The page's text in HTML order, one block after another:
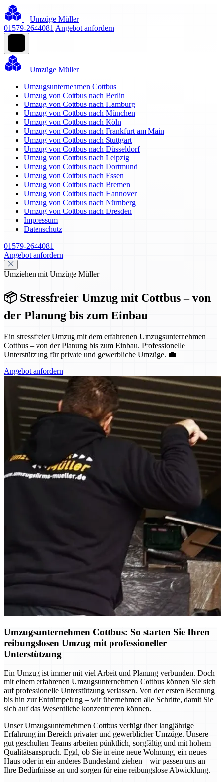
Umzüge Müller
01579-2644081 Angebot anfordern
Umzüge Müller
Umzugsunternehmen Cottbus
Umzug von Cottbus nach Berlin
Umzug von Cottbus nach Hamburg
Umzug von Cottbus nach München
Umzug von Cottbus nach Köln
Umzug von Cottbus nach Frankfurt am Main
Umzug von Cottbus nach Stuttgart
Umzug von Cottbus nach Düsseldorf
Umzug von Cottbus nach Leipzig
Umzug von Cottbus nach Dortmund
Umzug von Cottbus nach Essen
Umzug von Cottbus nach Bremen
Umzug von Cottbus nach Hannover
Umzug von Cottbus nach Nürnberg
Umzug von Cottbus nach Dresden
Impressum
Datenschutz
01579-2644081
Angebot anfordern
Umziehen mit Umzüge Müller
📦 Stressfreier Umzug mit Cottbus – von
der Planung bis zum Einbau
Ein stressfreier Umzug mit dem erfahrenen Umzugsunternehmen
Cottbus – von der Planung bis zum Einbau. Professionelle
Unterstützung für private und gewerbliche Umzüge. 💼
Angebot anfordern
Umzugsunternehmen Cottbus: So starten Sie Ihren
reibungslosen Umzug mit professioneller
Unterstützung
Ein Umzug ist immer mit viel Arbeit und Planung verbunden. Doch
mit einem erfahrenen Umzugsunternehmen Cottbus können Sie sich
auf professionelle Unterstützung verlassen. Von der ersten Beratung
bis hin zur Entrümpelung – wir übernehmen alle Schritte, damit Sie
sich auf das Wesentliche konzentrieren können.
Unser Umzugsunternehmen Cottbus verfügt über langjährige
Erfahrung im Bereich privater und gewerblicher Umzüge. Unsere
gut geschulten Teams arbeiten pünktlich, sorgfältig und mit hohem
Qualitätsanspruch. Egal, ob Sie in eine neue Wohnung, ein neues
Haus oder in ein anderes Bundesland ziehen – wir passen uns an
Ihre Bedürfnisse an und sorgen für eine reibungslose Abwicklung.